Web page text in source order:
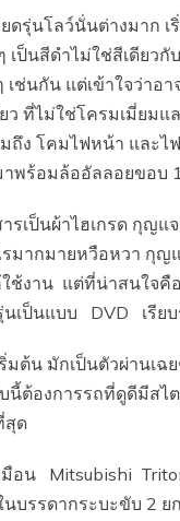
ดรุ่นโลว์นั่นต่างมาก เ
เป็นสีดำไม่ใช่สีเดียวกั
เช่นกัน แต่เข้าใจว่าอ
ว ที่ไม่ใช่โครมเมี่ยม
ถึง โคมไฟหน้า และไ
าพร้อมล้ออัลลอยขอบ
รเป็นผ้าไฮเกรด กุญแ
มากมายหวือหวา กุญ
ช้งาน แต่ที่น่าสนใจคือ
นเป็นแบบ DVD เรีย
ต้น มักเป็นตัวผ่านเฉ
ต้องการรถที่ดูดีมีสไ
สุด
มือน Mitsubishi
บรรดากระบะขับ 2